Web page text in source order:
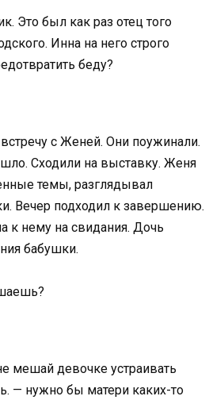
Это был как раз отец того
Инна на него строго
беду?
с Женей. Они поужинали.
Сходили на выставку. Женя
темы, разглядывал
Вечер подходил к завершению.
к нему на свидания. Дочь
бабушки.
мешай девочке устраивать
— нужно бы матери каких-то